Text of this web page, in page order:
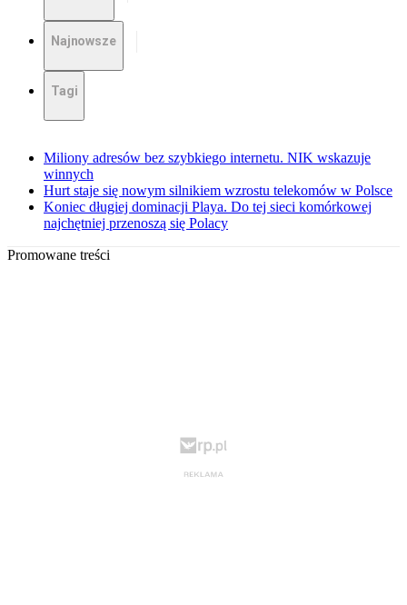
Najnowsze
Tagi
Miliony adresów bez szybkiego internetu. NIK wskazuje
winnych
Hurt staje się nowym silnikiem wzrostu telekomów w Polsce
Koniec długiej dominacji Playa. Do tej sieci komórkowej
najchętniej przenoszą się Polacy
Promowane treści